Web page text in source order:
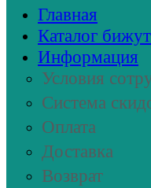
Главная
Каталог
Информация
Условия
Система
Оплата
Доставка
Возврат